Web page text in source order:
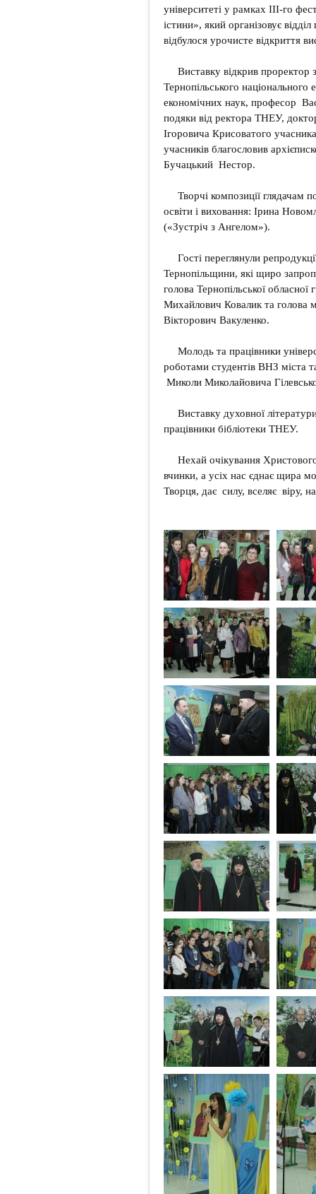
університеті у рамках ІІІ-го
істини», який організовує
відбулося урочисте відкриття
Виставку відкрив проректор
Тернопільського національного
економічних наук, професор
подяки від ректора ТНЕУ,
Ігоровича Крисоватого
учасників благословив
Бучацький Нестор.
Творчі композиції глядачам
освіти і виховання: Ірина
(«Зустріч з Ангелом»).
Гості переглянули
Тернопільщини, які щиро
голова Тернопільської обласної
Михайлович Ковалик та голова
Вікторович Вакуленко.
Молодь та працівники
роботами студентів ВНЗ міста
Миколи Миколайовича
Виставку духовної
працівники бібліотеки ТНЕУ.
Нехай очікування
вчинки, а усіх нас єднає щира
Творця, дає силу, вселяє віру,